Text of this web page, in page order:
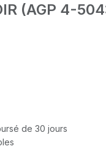
(AGP 4-
de 30 jours